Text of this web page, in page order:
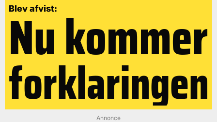
Blev afvist:
Nu kommer
forklaringen
Annonce